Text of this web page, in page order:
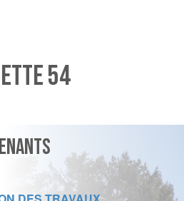
54